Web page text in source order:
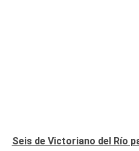
Seis de Victoriano del Río